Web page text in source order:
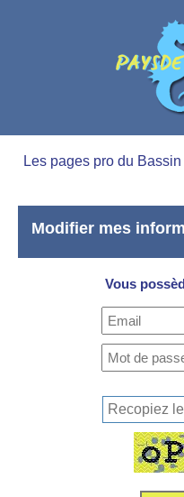
Les pages pro du
Modifier mes
Vous